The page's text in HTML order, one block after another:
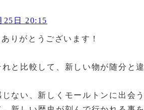
25日 20:15
りがとうございます！
と比較して、新しい物が随分と違
ない、新しくモールトンに出会う